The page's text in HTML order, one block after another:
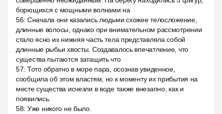
борющихся с мощными волнами на
56: Сначала они казались людьми схожее телосложение,
длинные волосы, однако при внимательном рассмотрении
стало ясно их нижняя часть тела представляла собой
длинные рыбьи хвосты. Создавалось впечатление, что
существа пытаются затащить что
57: Тото обратно в море пара, осознав увиденное,
сообщила об этом властям, но к моменту их прибытия на
месте существа исчезли в воде также внезапно, как и
появились.
58: Уже никого не было.